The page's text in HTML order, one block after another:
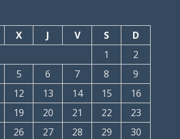
X J V S
D
1
2
5 6 7 8
9
12 13 14 15
16
19 20 21 22
23
26 27 28 29
30